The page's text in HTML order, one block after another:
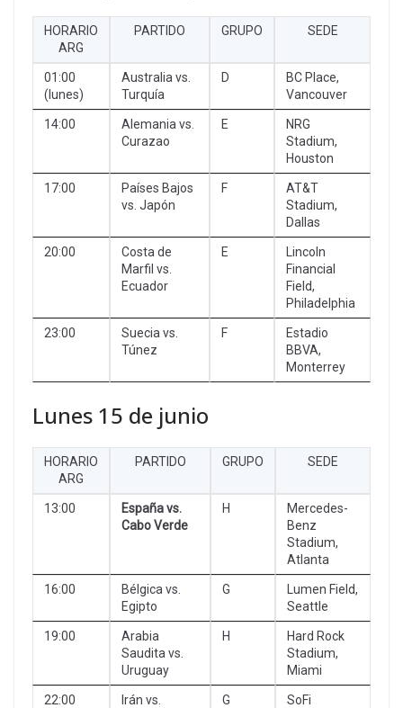
HORARIO
ARG
PARTIDO GRUPO SEDE
01:00
(lunes)
Australia vs.
Turquía
D
BC Place,
Vancouver
14:00
Alemania vs.
Curazao
E
NRG
Stadium,
Houston
17:00
Países Bajos
vs. Japón
F
AT&T
Stadium,
Dallas
20:00
Costa de
Marfil vs.
Ecuador
E
Lincoln
Financial
Field,
Philadelphia
23:00
Suecia vs.
Túnez
F
Estadio
BBVA,
Monterrey
Lunes 15 de junio
HORARIO
ARG
PARTIDO GRUPO SEDE
13:00
España vs.
Cabo Verde
H
Mercedes-
Benz
Stadium,
Atlanta
16:00
Bélgica vs.
Egipto
G
Lumen Field,
Seattle
19:00
Arabia
Saudita vs.
Uruguay
H
Hard Rock
Stadium,
Miami
22:00
Irán vs.
G
SoFi